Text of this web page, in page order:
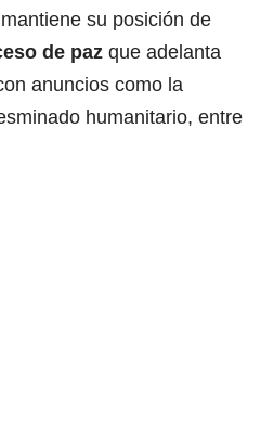
su posición de
de paz que adelanta
anuncios como la
humanitario, entre